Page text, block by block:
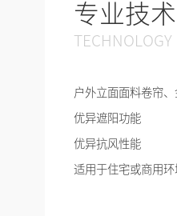
专业技术
TECHNOLOGY
户外立面面料卷帘
优异遮阳功能
优异抗风性能
适用于住宅或商用环